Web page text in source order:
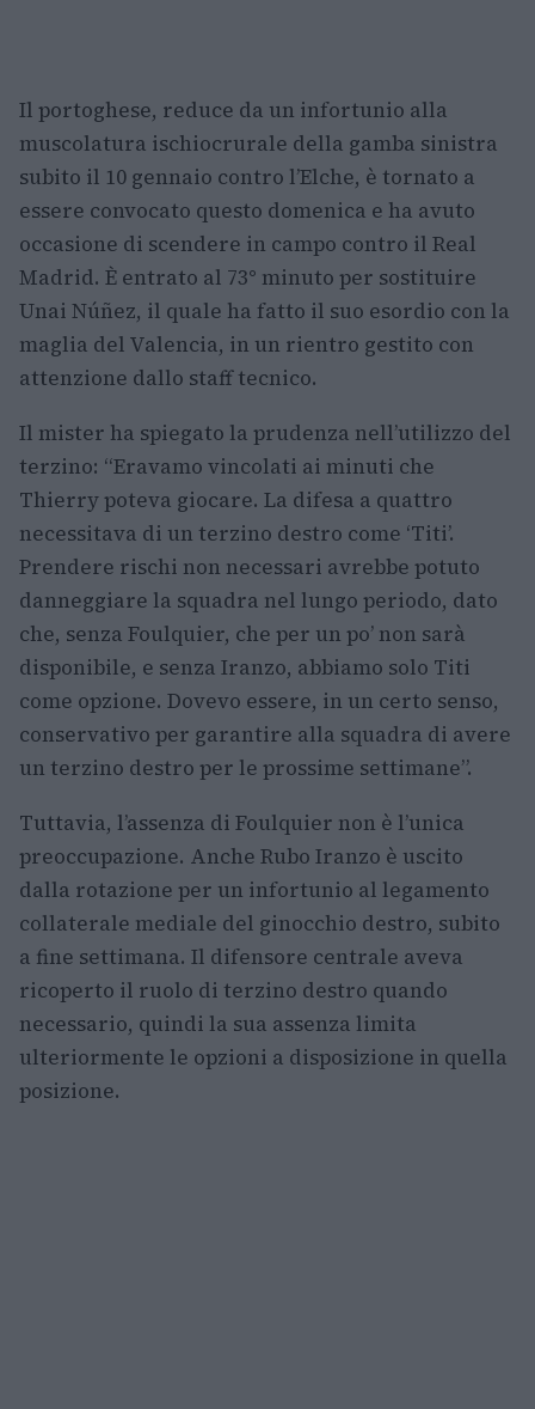
Il portoghese, reduce da un infortunio alla
muscolatura ischiocrurale della gamba sinistra
subito il 10 gennaio contro l’Elche, è tornato a
essere convocato questo domenica e ha avuto
occasione di scendere in campo contro il Real
Madrid. È entrato al 73° minuto per sostituire
Unai Núñez, il quale ha fatto il suo esordio con la
maglia del Valencia, in un rientro gestito con
attenzione dallo staff tecnico.
Il mister ha spiegato la prudenza nell’utilizzo del
terzino: “Eravamo vincolati ai minuti che
Thierry poteva giocare. La difesa a quattro
necessitava di un terzino destro come ‘Titi’.
Prendere rischi non necessari avrebbe potuto
danneggiare la squadra nel lungo periodo, dato
che, senza Foulquier, che per un po’ non sarà
disponibile, e senza Iranzo, abbiamo solo Titi
come opzione. Dovevo essere, in un certo senso,
conservativo per garantire alla squadra di avere
un terzino destro per le prossime settimane”.
Tuttavia, l’assenza di Foulquier non è l’unica
preoccupazione. Anche Rubo Iranzo è uscito
dalla rotazione per un infortunio al legamento
collaterale mediale del ginocchio destro, subito
a fine settimana. Il difensore centrale aveva
ricoperto il ruolo di terzino destro quando
necessario, quindi la sua assenza limita
ulteriormente le opzioni a disposizione in quella
posizione.